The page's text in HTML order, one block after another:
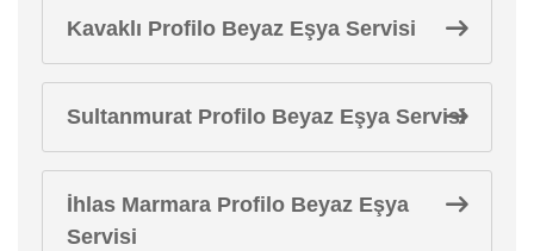
Kavaklı Profilo Beyaz Eşya Servisi
Sultanmurat Profilo Beyaz Eşya Servisi
İhlas Marmara Profilo Beyaz Eşya
Servisi